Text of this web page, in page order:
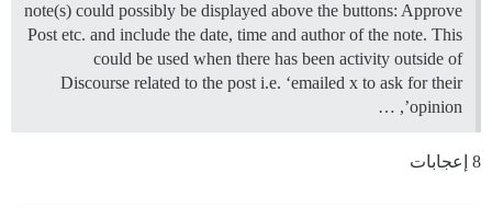
note(s) could possibly be displayed above the buttons: Approve
Post etc. and include the date, time and author of the note. This
could be used when there has been activity outside of
Discourse related to the post i.e. ‘emailed x to ask for their
opinion’, …
8 إعجابات